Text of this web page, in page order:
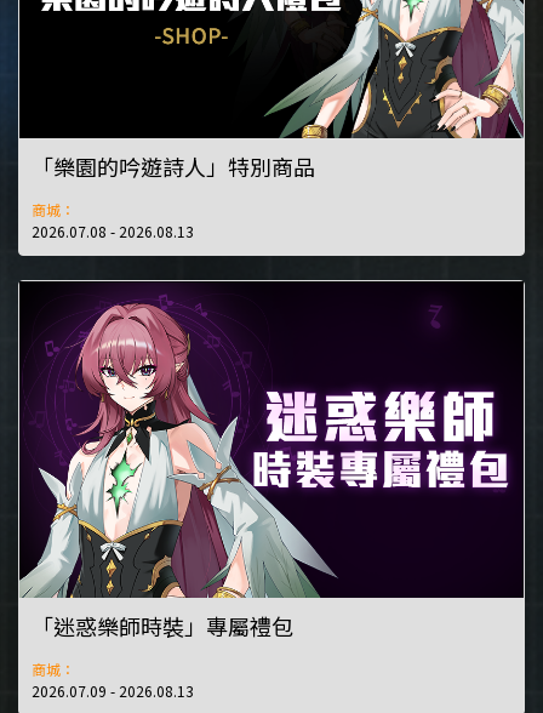
「樂園的吟遊詩人」特別商品
商城：
2026.07.08 - 2026.08.13
「迷惑樂師時裝」專屬禮包
商城：
2026.07.09 - 2026.08.13